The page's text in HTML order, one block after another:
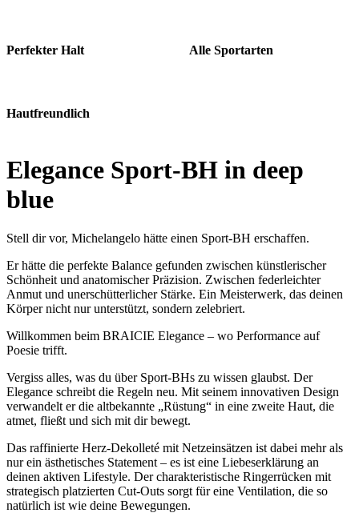
Perfekter Halt Alle Sportarten
Hautfreundlich
Elegance Sport-BH in deep
blue
Stell dir vor, Michelangelo hätte einen Sport-BH erschaffen.
Er hätte die perfekte Balance gefunden zwischen künstlerischer
Schönheit und anatomischer Präzision. Zwischen federleichter
Anmut und unerschütterlicher Stärke. Ein Meisterwerk, das deinen
Körper nicht nur unterstützt, sondern zelebriert.
Willkommen beim BRAICIE Elegance – wo Performance auf
Poesie trifft.
Vergiss alles, was du über Sport-BHs zu wissen glaubst. Der
Elegance schreibt die Regeln neu. Mit seinem innovativen Design
verwandelt er die altbekannte „Rüstung“ in eine zweite Haut, die
atmet, fließt und sich mit dir bewegt.
Das raffinierte Herz-Dekolleté mit Netzeinsätzen ist dabei mehr als
nur ein ästhetisches Statement – es ist eine Liebeserklärung an
deinen aktiven Lifestyle. Der charakteristische Ringerrücken mit
strategisch platzierten Cut-Outs sorgt für eine Ventilation, die so
natürlich ist wie deine Bewegungen.